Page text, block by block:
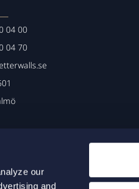
our
and
04 00
04 70